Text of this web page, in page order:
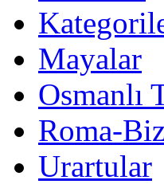
Mayalar
Osmanlı
Roma-
Urartular